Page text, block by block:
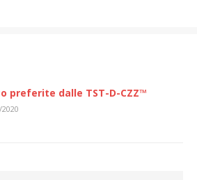
preferite dalle TST-D-CZZ™